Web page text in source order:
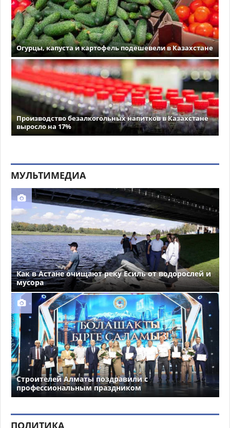
Огурцы, капуста и картофель подешевели в Казахстане
Производство безалкогольных напитков в Казахстане
выросло на 17%
МУЛЬТИМЕДИА
Как в Астане очищают реку Есиль от водорослей и
мусора
Строителей Алматы поздравили с
профессиональным праздником
ПОЛИТИКА